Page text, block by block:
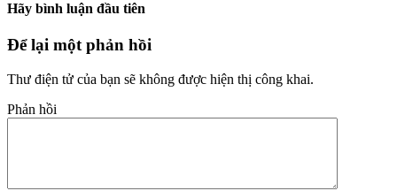
Hãy bình luận đầu tiên
Để lại một phản hồi
Thư điện tử của bạn sẽ không được hiện thị công khai.
Phản hồi